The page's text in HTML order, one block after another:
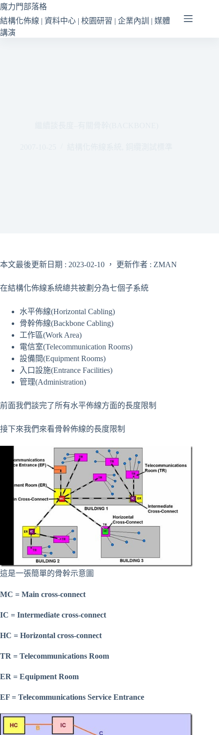
跳
至
主
魔力門部落格
結構化佈線 | 資料中心 | 校園研習 | 企業內訓 | 媒體
講演
本文最後更新日期 : 2023-02-10 ， 更新作者 : ZMAN
在結構化佈線系統總共被劃分為七個子系統
水平佈線(Horizontal Cabling)
骨幹佈線(Backbone Cabling)
工作區(Work Area)
電信室(Telecommunication Rooms)
設備間(Equipment Rooms)
入口設施(Entrance Facilities)
管理(Administration)
前面我們談完了所有水平佈線方面的長度限制
接下來我們來看骨幹佈線的長度限制
這是一張簡單的骨幹示意圖
MC = Main cross-connect
IC = Intermediate cross-connect
HC = Horizontal cross-connect
TR = Telecommunications Room
ER = Equipment Room
EF = Telecommunications Service Entrance